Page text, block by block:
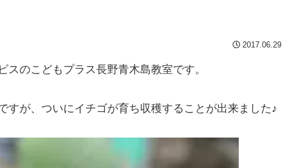
2017.06.29
のこどもプラス長野青木島教室です。
すが、ついにイチゴが育ち収穫することが出来ました♪